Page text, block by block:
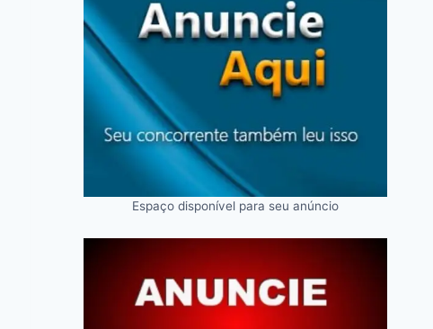
Espaço disponível para seu anúncio